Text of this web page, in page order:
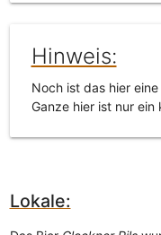
Hinweis:
Noch ist das hier eine
Ganze hier ist nur ein
Lokale: